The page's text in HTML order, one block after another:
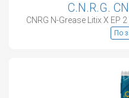
C.N.R.G.
CNRG N-Grease Litix Х EP
По